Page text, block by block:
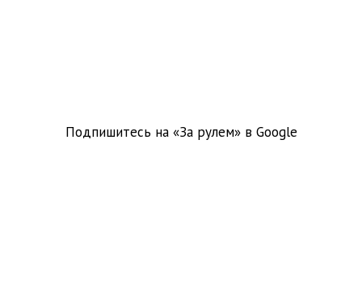
Подпишитесь на «За рулем» в Google